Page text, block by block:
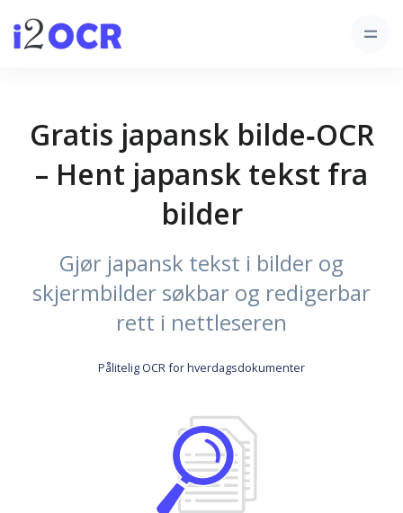
Gratis japansk bilde‑OCR
– Hent japansk tekst fra
bilder
Gjør japansk tekst i bilder og
skjermbilder søkbar og redigerbar
rett i nettleseren
Pålitelig OCR for hverdagsdokumenter